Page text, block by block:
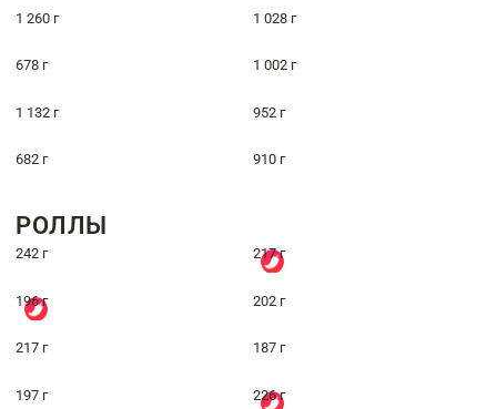
1 260 г 1 028 г
678 г 1 002 г
1 132 г 952 г
682 г 910 г
РОЛЛЫ
242 г 217 г
196 г 202 г
217 г 187 г
197 г 226 г